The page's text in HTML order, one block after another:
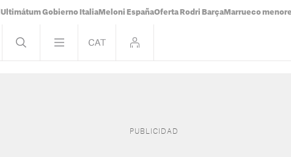
Ultimátum Gobierno Italia Meloni EspañaOferta Rodri Barça Marrueco